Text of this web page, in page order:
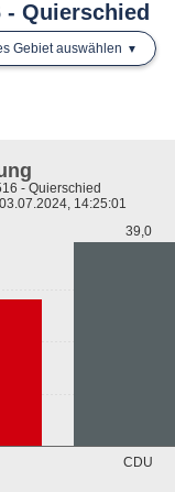
- Quierschied
Gebiet auswählen
CDU
39,0
- Quierschied
14:25:01